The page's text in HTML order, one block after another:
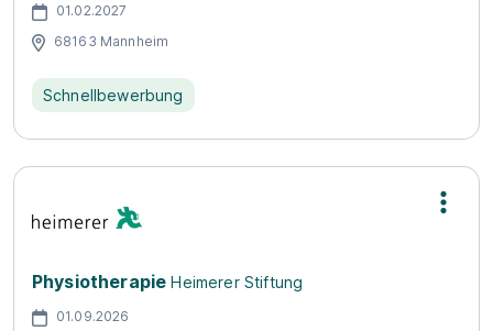
01.02.2027
68163 Mannheim
Schnellbewerbung
Physiotherapie Heimerer Stiftung
01.09.2026